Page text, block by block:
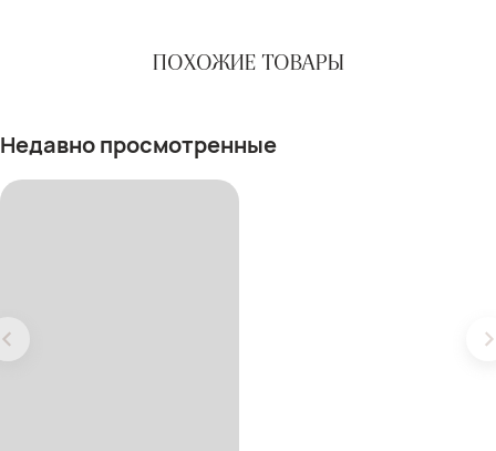
ПОХОЖИЕ ТОВАРЫ
Недавно просмотренные